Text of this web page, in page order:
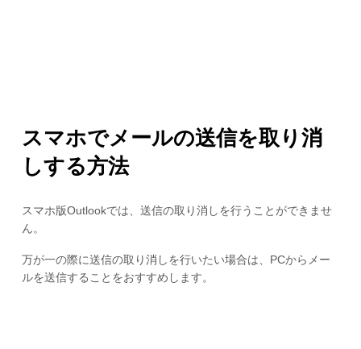
スマホでメールの送信を取り消
しする方法
スマホ版Outlookでは、送信の取り消しを行うことができませ
ん。
万が一の際に送信の取り消しを行いたい場合は、PCからメー
ルを送信することをおすすめします。